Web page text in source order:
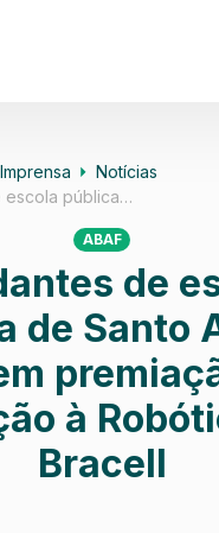
Notícias
escola pública…
ABAF
de
de Santo
à
Bracell